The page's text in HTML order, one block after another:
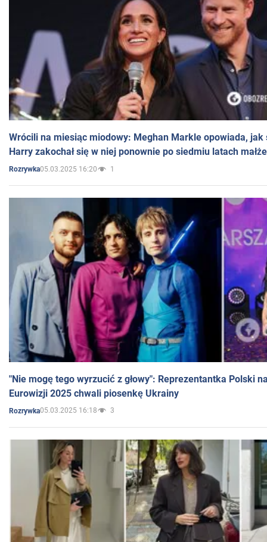
Wrócili na miesiąc miodowy: Meghan Markle opowiada, jak
Harry zakochał się w niej ponownie po siedmiu latach
Rozrywka05.03.2025 16:20 1
"Nie mogę tego wyrzucić z głowy": Reprezentantka Polski
Eurowizji 2025 chwali piosenkę Ukrainy
Rozrywka05.03.2025 16:18 3